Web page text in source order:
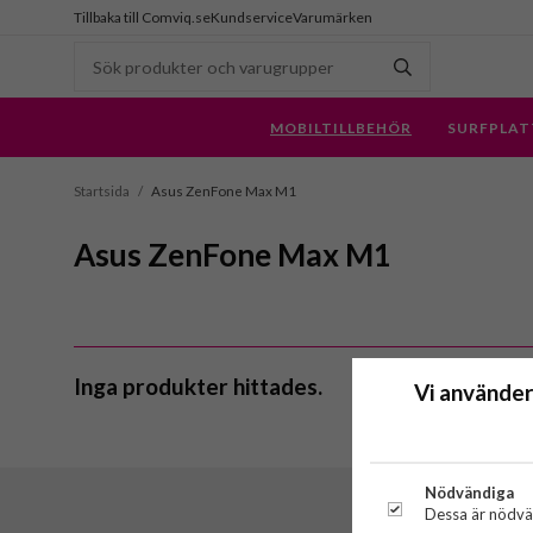
Tillbaka till Comviq.seKundserviceVarumärken
MOBILTILLBEHÖR
Startsida / Asus ZenFone Max M1
Asus ZenFone Max M1
Inga produkter hittades. Vi
Nödvändiga
Dessa är